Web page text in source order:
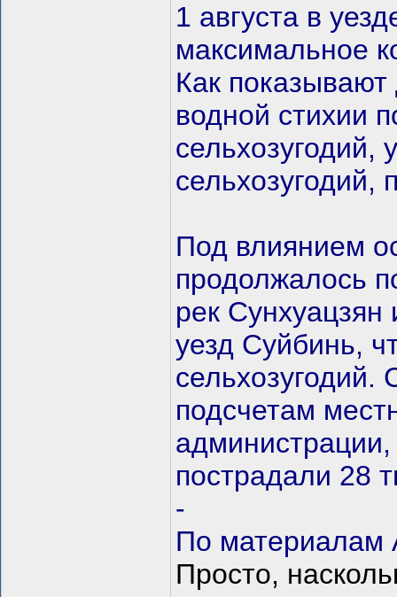
1 августа в
максимальное
Как показывают
водной стихии
сельхозугодий,
сельхозугодий,
Под влиянием
продолжалось
рек
уезд Суйбинь,
сельхозугодий.
подсчетам
пострадали 28
-
По материалам
Просто,